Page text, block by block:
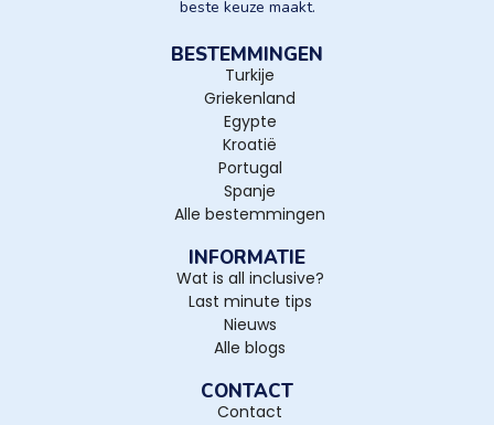
beste keuze maakt.
BESTEMMINGEN
Turkije
Griekenland
Egypte
Kroatië
Portugal
Spanje
Alle bestemmingen
INFORMATIE
Wat is all inclusive?
Last minute tips
Nieuws
Alle blogs
CONTACT
Contact